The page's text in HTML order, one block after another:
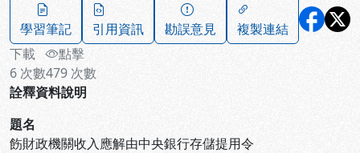
學習筆記 引用資訊 勘誤意見
複製連結
下載
6 次數
點擊
479 次數
詮釋資料說明
題名
飭財政機關收入應解由中央銀行存儲提用令